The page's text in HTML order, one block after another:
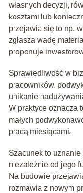
własnych decyzji,
kosztami lub
przejawia się to np.
zgłasza wadę
proponuje
Sprawiedliwość w
pracowników,
unikanie
W praktyce oznacza
małych
pracą miesiącami.
Szacunek to uznanie
niezależnie od jego
Na budowie
rozmawia z nowym